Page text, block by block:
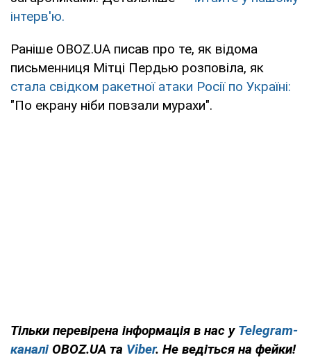
інтерв'ю.
Раніше OBOZ.UA писав про те, як відома
письменниця Мітці Пердью розповіла, як
стала свідком ракетної атаки Росії по Україні:
"По екрану ніби повзали мурахи".
Тільки перевірена інформація в нас у Telegram-
каналі OBOZ.UA та Viber. Не ведіться на фейки!